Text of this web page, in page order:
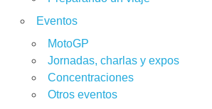
Eventos
MotoGP
Jornadas, charlas y expos
Concentraciones
Otros eventos